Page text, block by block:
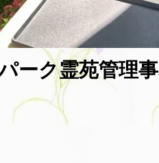
ーク霊苑管理